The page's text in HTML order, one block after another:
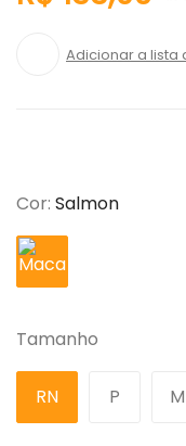
Cor: Salmon
Tamanho
RN P M